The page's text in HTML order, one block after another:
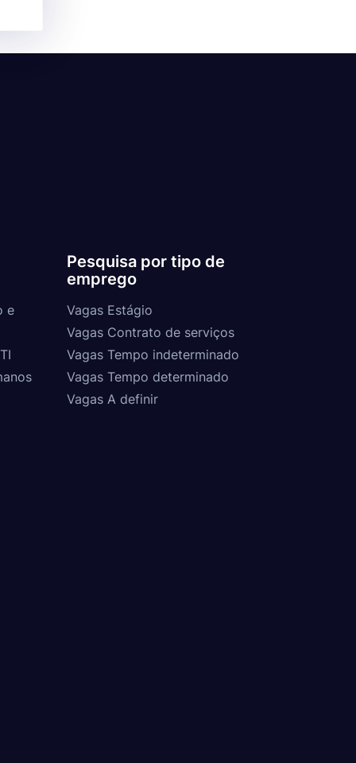
e
Pesquisa por tipo de
emprego
Vagas Estágio
Vagas Contrato de serviços
Vagas Tempo indeterminado
Vagas Tempo determinado
Vagas A definir